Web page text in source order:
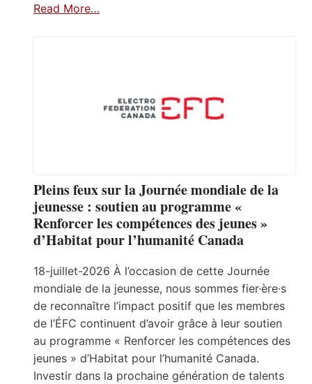
Read More…
Pleins feux sur la Journée mondiale de la
jeunesse : soutien au programme «
Renforcer les compétences des jeunes »
d’Habitat pour l’humanité Canada
18-juillet-2026 À l’occasion de cette Journée
mondiale de la jeunesse, nous sommes fier·ère·s
de reconnaître l’impact positif que les membres
de l’ÉFC continuent d’avoir grâce à leur soutien
au programme « Renforcer les compétences des
jeunes » d’Habitat pour l’humanité Canada.
Investir dans la prochaine génération de talents